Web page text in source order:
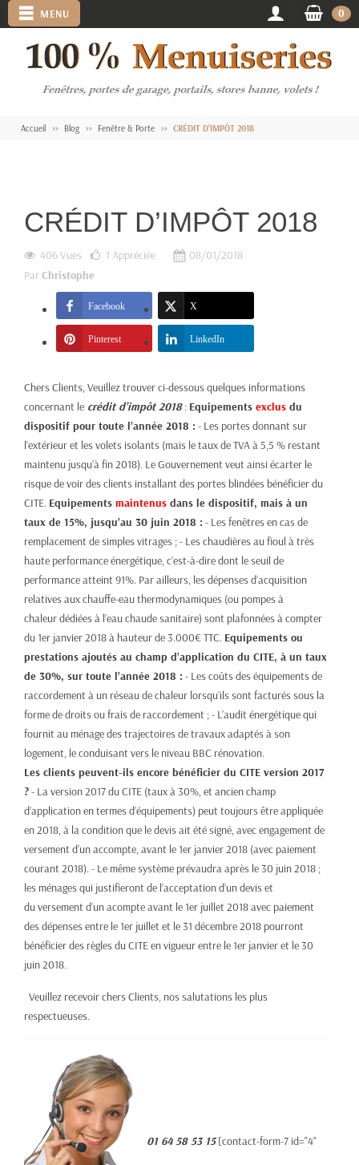
MENU 0
Accueil Blog Fenêtre & Porte CRÉDIT D’IMPÔT 2018
CRÉDIT D’IMPÔT 2018
406 Vues 1 Appréciée
08/01/2018
ParChristophe
Facebook X
Pinterest LinkedIn
Chers Clients, Veuillez trouver ci-dessous quelques informations
concernant le crédit d’impôt 2018: Equipements exclus du
dispositif pour toute l’année 2018 : - Les portes donnant sur
l’extérieur et les volets isolants (mais le taux de TVA à 5,5 % restant
maintenu jusqu’à fin 2018). Le Gouvernement veut ainsi écarter le
risque de voir des clients installant des portes blindées bénéficier du
CITE. Equipements maintenus dans le dispositif, mais à un
taux de 15%, jusqu’au 30 juin 2018 : - Les fenêtres en cas de
remplacement de simples vitrages ; - Les chaudières au fioul à très
haute performance énergétique, c’est-à-dire dont le seuil de
performance atteint 91%. Par ailleurs, les dépenses d’acquisition
relatives aux chauffe-eau thermodynamiques (ou pompes à
chaleur dédiées à l’eau chaude sanitaire) sont plafonnées à compter
du 1er janvier 2018 à hauteur de 3.000€ TTC. Equipements ou
prestations ajoutés au champ d’application du CITE, à un taux
de 30%, sur toute l’année 2018 : - Les coûts des équipements de
raccordement à un réseau de chaleur lorsqu’ils sont facturés sous la
forme de droits ou frais de raccordement ; - L’audit énergétique qui
fournit au ménage des trajectoires de travaux adaptés à son
logement, le conduisant vers le niveau BBC rénovation.
Les clients peuvent-ils encore bénéficier du CITE version 2017
?- La version 2017 du CITE (taux à 30%, et ancien champ
d’application en termes d’équipements) peut toujours être appliquée
en 2018, à la condition que le devis ait été signé, avec engagement de
versement d’un accompte, avant le 1er janvier 2018 (avec paiement
courant 2018). - Le même système prévaudra après le 30 juin 2018 ;
les ménages qui justifieront de l’acceptation d’un devis et
du versement d’un acompte avant le 1er juillet 2018 avec paiement
des dépenses entre le 1er juillet et le 31 décembre 2018 pourront
bénéficier des règles du CITE en vigueur entre le 1er janvier et le 30
juin 2018.
Veuillez recevoir chers Clients, nos salutations les plus
respectueuses.
01 64 58 53 15[contact-form-7 id="4"